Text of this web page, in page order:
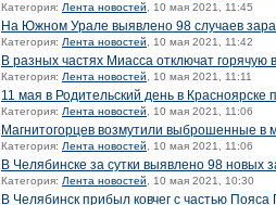
Категория: Лента новостей , 10 мая 2021, 11:45
На Южном Урале выявлено 98 случаев
Категория: Лента новостей , 10 мая 2021, 11:42
В разных частях Миасса отключат горячую
Категория: Лента новостей , 10 мая 2021, 11:11
11 мая в Родительский день в Красноярске
Категория: Лента новостей , 10 мая 2021, 11:06
Магнитогорцев возмутили выброшенные в
Категория: Лента новостей , 10 мая 2021, 11:06
В Челябинске за сутки выявлено 98 новых
Категория: Лента новостей , 10 мая 2021, 10:30
В Челябинск прибыл ковчег с частью